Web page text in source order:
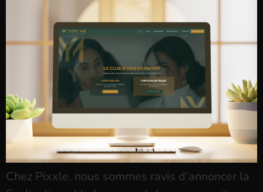
Chez Pixxle, nous sommes ravis d’annoncer la